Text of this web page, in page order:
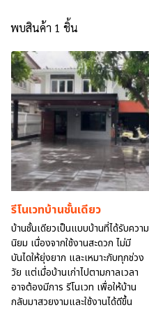
พบสินค้า 1 ชิ้น
รีโนเวทบ้านชั้นเดียว
บ้านชั้นเดียวเป็นแบบบ้านที่ได้รับความ
นิยม เนื่องจากใช้งานสะดวก ไม่มี
บันไดให้ยุ่งยาก และเหมาะกับทุกช่วง
วัย แต่เมื่อบ้านเก่าไปตามกาลเวลา
อาจต้องมีการ รีโนเวท เพื่อให้บ้าน
กลับมาสวยงามและใช้งานได้ดีขึ้น